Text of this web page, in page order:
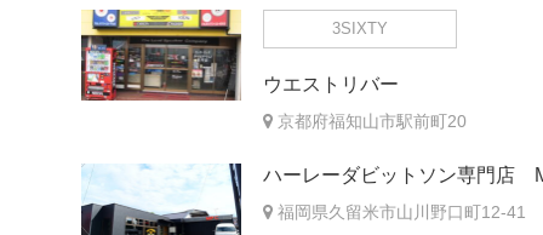
3SIXTY
ウエストリバー
京都府福知山市駅前町20
ハーレーダビットソン専門店
福岡県久留米市山川野口町12-41